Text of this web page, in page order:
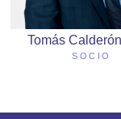
Tomás
SOCIO